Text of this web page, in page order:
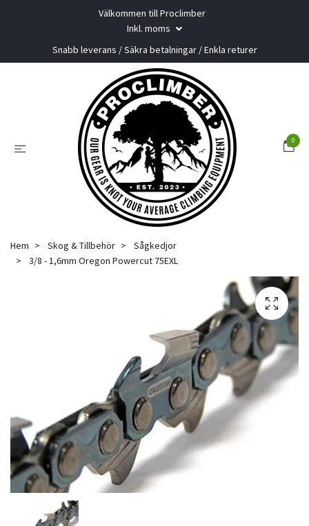
Välkommen till Proclimber
Inkl. moms
Snabb leverans / Säkra betalningar / Enkla returer
0
Hem Skog & Tillbehör
Sågkedjor
3/8 - 1,6mm Oregon Powercut 75EXL